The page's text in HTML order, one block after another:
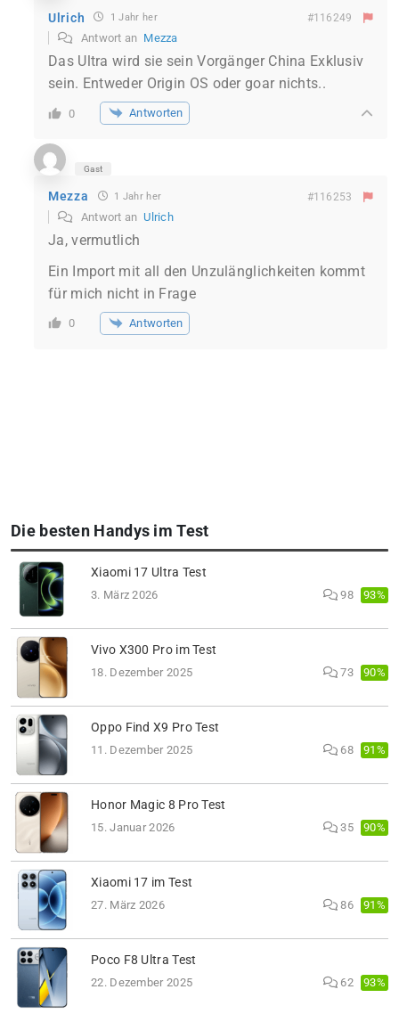
Ulrich 1 Jahr her #116249
Antwort an Mezza
Das Ultra wird sie sein Vorgänger China Exklusiv
sein. Entweder Origin OS oder goar nichts..
0 Antworten
Gast
Mezza 1 Jahr her #116253
Antwort an Ulrich
Ja, vermutlich
Ein Import mit all den Unzulänglichkeiten kommt
für mich nicht in Frage
0 Antworten
Die besten Handys im Test
Xiaomi 17 Ultra Test
3. März 2026 98 93%
Vivo X300 Pro im Test
18. Dezember 2025 73 90%
Oppo Find X9 Pro Test
11. Dezember 2025 68 91%
Honor Magic 8 Pro Test
15. Januar 2026 35 90%
Xiaomi 17 im Test
27. März 2026 86 91%
Poco F8 Ultra Test
22. Dezember 2025 62 93%